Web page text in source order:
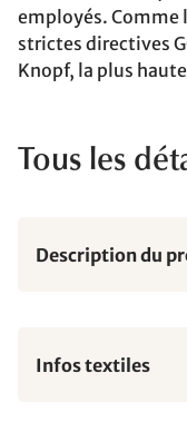
employés. Comme
strictes directives
Knopf, la plus
Tous les
Description du
Infos textiles